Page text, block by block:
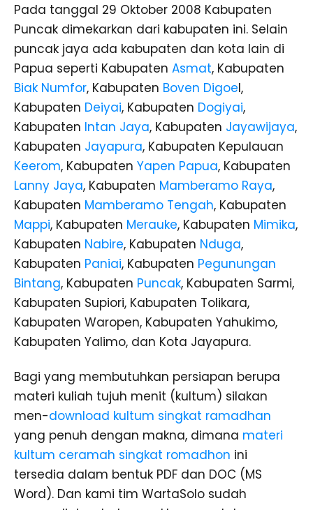
Pada tanggal 29 Oktober 2008 Kabupaten
Puncak dimekarkan dari kabupaten ini. Selain
puncak jaya ada kabupaten dan kota lain di
Papua seperti Kabupaten Asmat, Kabupaten
Biak Numfor, Kabupaten Boven Digoel,
Kabupaten Deiyai, Kabupaten Dogiyai,
Kabupaten Intan Jaya, Kabupaten Jayawijaya,
Kabupaten Jayapura, Kabupaten Kepulauan
Keerom, Kabupaten Yapen Papua, Kabupaten
Lanny Jaya, Kabupaten Mamberamo Raya,
Kabupaten Mamberamo Tengah, Kabupaten
Mappi, Kabupaten Merauke, Kabupaten Mimika,
Kabupaten Nabire, Kabupaten Nduga,
Kabupaten Paniai, Kabupaten Pegunungan
Bintang, Kabupaten Puncak, Kabupaten Sarmi,
Kabupaten Supiori, Kabupaten Tolikara,
Kabupaten Waropen, Kabupaten Yahukimo,
Kabupaten Yalimo, dan Kota Jayapura.
Bagi yang membutuhkan persiapan berupa
materi kuliah tujuh menit (kultum) silakan
men-download kultum singkat ramadhan
yang penuh dengan makna, dimana materi
kultum ceramah singkat romadhon ini
tersedia dalam bentuk PDF dan DOC (MS
Word). Dan kami tim WartaSolo sudah